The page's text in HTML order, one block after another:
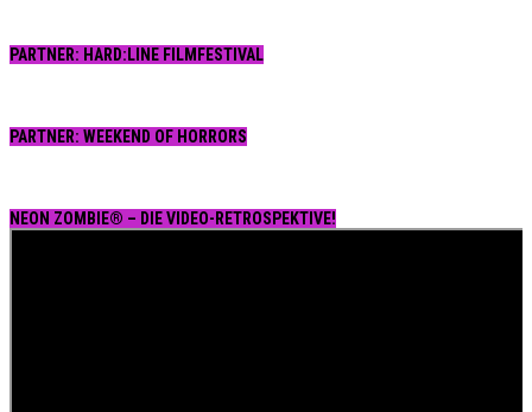
PARTNER: HARD:LINE FILMFESTIVAL
PARTNER: WEEKEND OF HORRORS
NEON ZOMBIE® – DIE VIDEO-RETROSPEKTIVE!